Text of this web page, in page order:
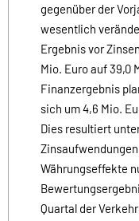
gegenüber der
wesentlich
Ergebnis vor
Mio. Euro auf 39,0
Finanzergebnis
sich um 4,6 Mio.
Dies resultiert
Währungseffekte
Quartal der